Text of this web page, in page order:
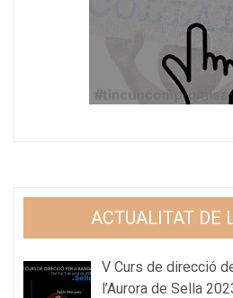
ACTUALITAT DE
V Curs de direcció
l’Aurora de Sella